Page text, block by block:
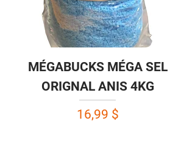
MÉGABUCKS MÉGA SEL
ORIGNAL ANIS 4KG
Prix
16,99 $